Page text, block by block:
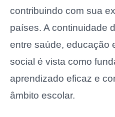
contribuindo com sua
países. A continuidade
entre saúde, educação
social é vista como
aprendizado eficaz e
âmbito escolar.